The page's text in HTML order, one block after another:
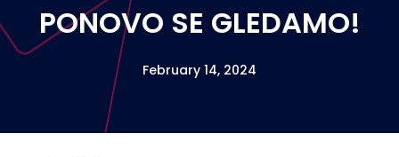
PONOVO SE GLEDAMO!
February 14, 2024